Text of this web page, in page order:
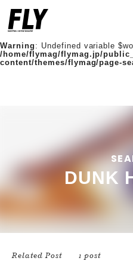
Warning: Undefined variable
/home/flymag/flymag.jp/
content/themes/flymag/page-
Warning : Undefined variable
/home/flymag/flymag.jp/
content/themes/flymag/page-
DUNK
Related Post 1 post